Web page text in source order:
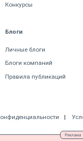
Реклама
Конкурсы
Блоги
Личные блоги
Блоги компаний
Правила публикаций